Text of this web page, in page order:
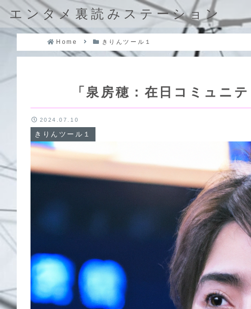
エンタメ裏読みステーション
Home きりんツール１
「泉房穂：在日コミュニ
きりんツール１
2024.07.10